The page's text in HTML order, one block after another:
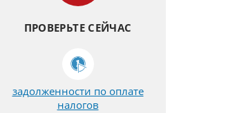
ПРОВЕРЬТЕ СЕЙЧАС
задолженности по оплате
налогов